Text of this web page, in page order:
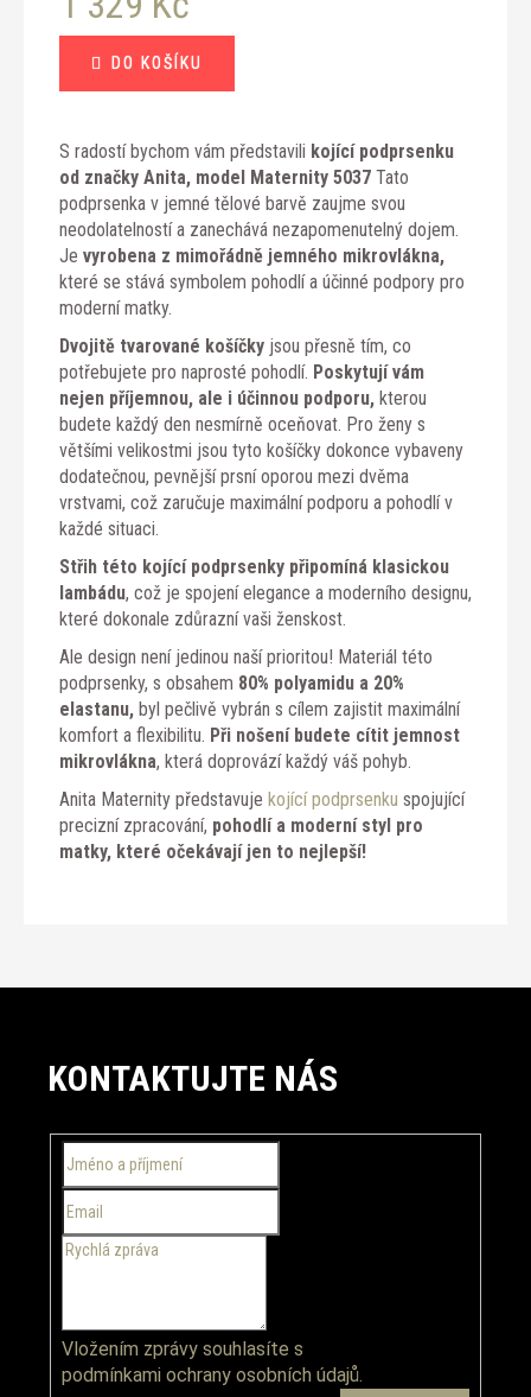
cena:
DO KOŠÍKU
S radostí bychom vám představili kojící podprsenku
od značky Anita, model Maternity 5037 Tato
podprsenka v jemné tělové barvě zaujme svou
neodolatelností a zanechává nezapomenutelný dojem.
Je vyrobena z mimořádně jemného mikrovlákna,
které se stává symbolem pohodlí a účinné podpory pro
moderní matky.
Dvojitě tvarované košíčky jsou přesně tím, co
potřebujete pro naprosté pohodlí. Poskytují vám
nejen příjemnou, ale i účinnou podporu, kterou
budete každý den nesmírně oceňovat. Pro ženy s
většími velikostmi jsou tyto košíčky dokonce vybaveny
dodatečnou, pevnější prsní oporou mezi dvěma
vrstvami, což zaručuje maximální podporu a pohodlí v
každé situaci.
Střih této kojící podprsenky připomíná klasickou
lambádu, což je spojení elegance a moderního designu,
které dokonale zdůrazní vaši ženskost.
Ale design není jedinou naší prioritou! Materiál této
podprsenky, s obsahem 80% polyamidu a 20%
elastanu, byl pečlivě vybrán s cílem zajistit maximální
komfort a flexibilitu. Při nošení budete cítit jemnost
mikrovlákna, která doprovází každý váš pohyb.
Anita Maternity představuje kojící podprsenku spojující
precizní zpracování, pohodlí a moderní styl pro
matky, které očekávají jen to nejlepší!
KONTAKTUJTE NÁS
Vložením zprávy souhlasíte s
podmínkami ochrany osobních údajů.